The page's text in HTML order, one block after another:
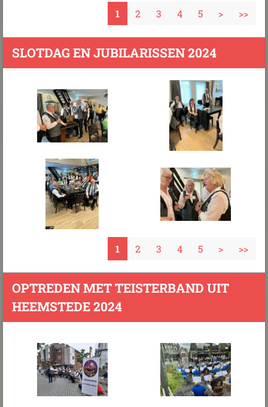
1 2 3 4 5 > >>
SLOTDAG EN JUBILARISSEN 2024
1 2 3 4 5 > >>
OPTREDEN MET TEISTERBAND UIT
HEEMSTEDE 2024